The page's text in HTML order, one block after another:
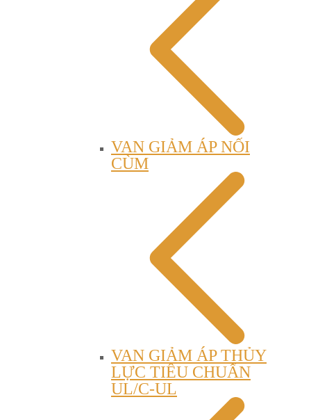
VAN GIẢM ÁP NỐI
CÙM
VAN GIẢM ÁP THỦY
LỰC TIÊU CHUẨN
UL/C-UL